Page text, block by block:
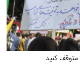
متوقف کنید